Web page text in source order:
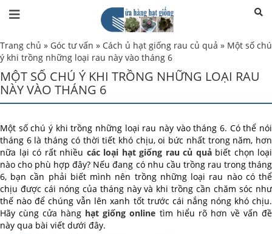
Trang chủ » Góc tư vấn » Cách ủ hạt giống rau củ quả » Một số chú
ý khi trồng những loại rau này vào tháng 6
MỘT SỐ CHÚ Ý KHI TRỒNG NHỮNG LOẠI RAU
NÀY VÀO THÁNG 6
Một số chú ý khi trồng những loại rau này vào tháng 6. Có thể nói
tháng 6 là tháng có thời tiết khó chịu, oi bức nhất trong năm, hơn
nữa lại có rất nhiều các loại hạt giống rau củ quảbiết chọn loại
nào cho phù hợp đây? Nếu đang có nhu cầu trồng rau trong tháng
6, bạn cần phải biết mình nên trồng những loại rau nào có thể
chịu được cái nóng của tháng này và khi trồng cần chăm sóc như
thế nào để chúng vẫn lên xanh tốt trước cái nắng nóng khó chịu.
Hãy cùng cửa hàng hạt giống online tìm hiểu rõ hơn về vấn đề
này qua bài viết dưới đây.